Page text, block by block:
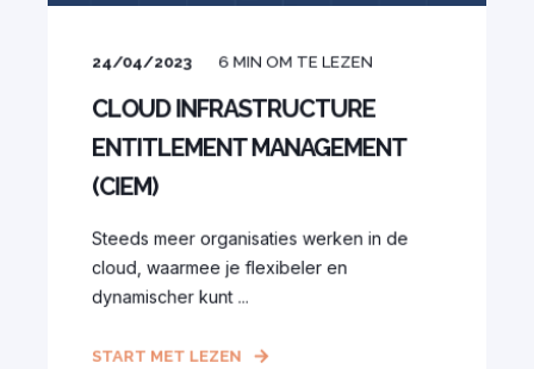
24/04/2023 6 MIN OM TE LEZEN
CLOUD INFRASTRUCTURE
ENTITLEMENT MANAGEMENT
(CIEM)
Steeds meer organisaties werken in de
cloud, waarmee je flexibeler en
dynamischer kunt ...
START MET LEZEN